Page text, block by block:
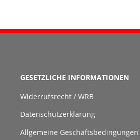
GESETZLICHE INFORMATIONEN
Widerrufsrecht / WRB
Datenschutzerklärung
Allgemeine Geschäftsbedingungen